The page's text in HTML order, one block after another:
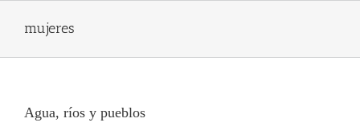
content
mujeres
Agua, ríos y pueblos